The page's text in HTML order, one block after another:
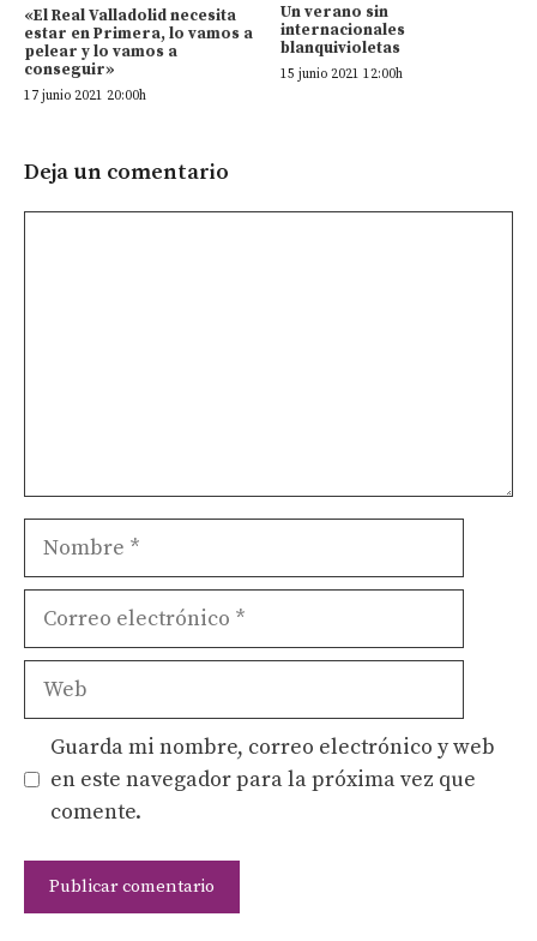
«El Real Valladolid necesita
estar en Primera, lo vamos a
pelear y lo vamos a
conseguir»
17 junio 2021 20:00h
Un verano sin
internacionales
blanquivioletas
15 junio 2021 12:00h
Deja un comentario
Nombre
Guarda mi nombre, correo electrónico y web
en este navegador para la próxima vez que
comente.